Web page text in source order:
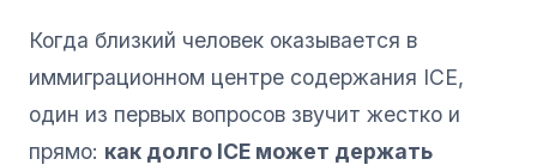
Когда близкий человек оказывается в
иммиграционном центре содержания ICE,
один из первых вопросов звучит жестко и
прямо: как долго ICE может держать